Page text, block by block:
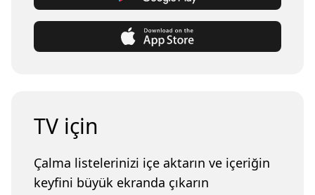
TV için
Çalma listelerinizi içe aktarın ve içeriğin
keyfini büyük ekranda çıkarın